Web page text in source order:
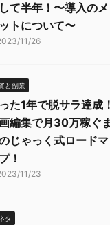
て半年！〜導入のメ
トについて〜
11/26
と副業
た1年で脱サラ達成！
編集で月30万稼ぐ
じゃっく式ロードマ
！
11/23
タ